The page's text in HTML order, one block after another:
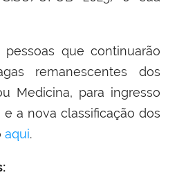
que continuarão
remanescentes dos
Medicina, para ingresso
e a nova classificação dos
aqui.